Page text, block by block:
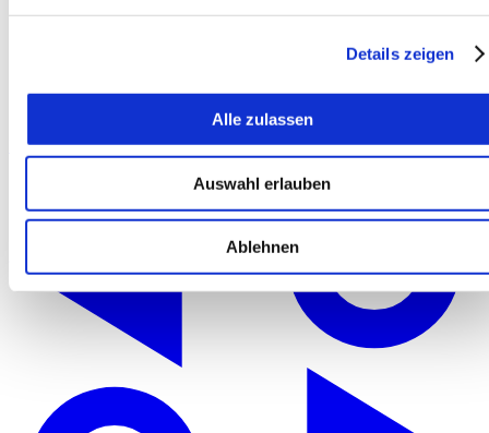
Details zeigen
Alle zulassen
Auswahl erlauben
Ablehnen
Merken